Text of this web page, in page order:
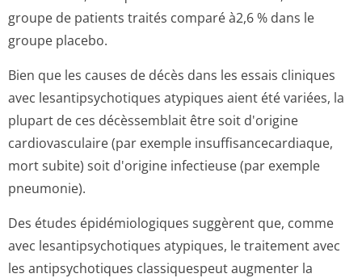
groupe de patients traités comparé à2,6 % dans le
groupe placebo.
Bien que les causes de décès dans les essais cliniques
avec lesantipsychotiques atypiques aient été variées, la
plupart de ces décèssemblait être soit d'origine
cardiovasculaire (par exemple insuffisancecar­diaque,
mort subite) soit d'origine infectieuse (par exemple
pneumonie).
Des études épidémiologiques suggèrent que, comme
avec lesantipsychotiques atypiques, le traitement avec
les antipsychotiques classiquespeut augmenter la